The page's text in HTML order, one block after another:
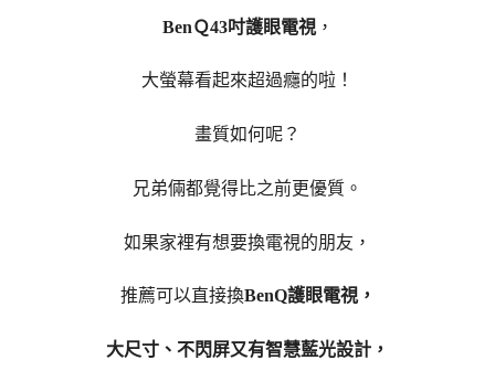
BenＱ43吋護眼電視，
大螢幕看起來超過癮的啦！
畫質如何呢？
兄弟倆都覺得比之前更優質。
如果家裡有想要換電視的朋友，
推薦可以直接換BenQ護眼電視，
大尺寸、不閃屏又有智慧藍光設計，